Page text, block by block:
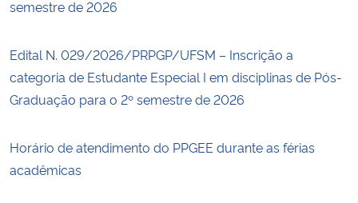
semestre de 2026
Edital N. 029/2026/PRPGP/UFSM – Inscrição a
categoria de Estudante Especial I em disciplinas de Pós-
Graduação para o 2º semestre de 2026
Horário de atendimento do PPGEE durante as férias
acadêmicas